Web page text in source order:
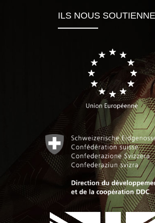
ILS NOUS